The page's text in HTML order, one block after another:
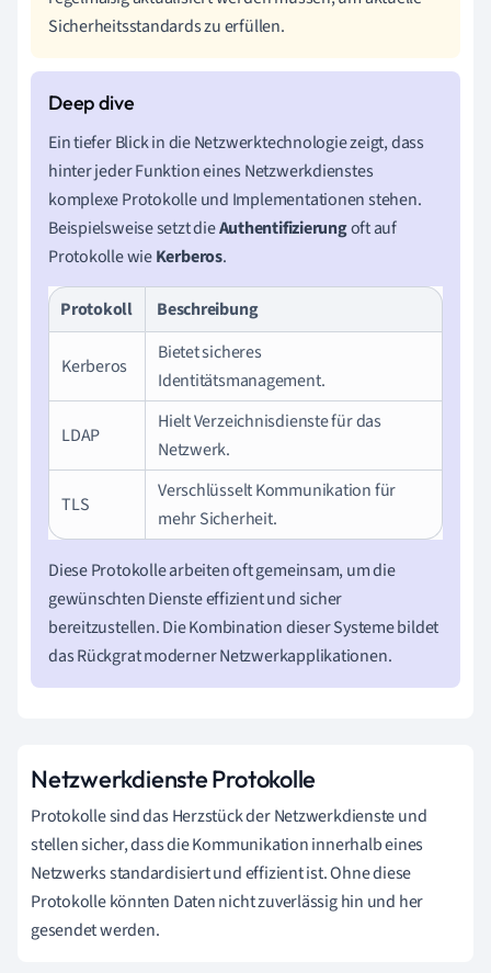
Sicherheitsstandards zu erfüllen.
Ein tiefer Blick in die Netzwerktechnologie zeigt, dass
hinter jeder Funktion eines Netzwerkdienstes
komplexe Protokolle und Implementationen stehen.
Beispielsweise setzt dieAuthentifizierungoft auf
Protokolle wieKerberos.
Protokoll Beschreibung
Kerberos
Bietet sicheres
Identitätsmanagement.
LDAP
Hielt Verzeichnisdienste für das
Netzwerk.
TLS
Verschlüsselt Kommunikation für
mehr Sicherheit.
Diese Protokolle arbeiten oft gemeinsam, um die
gewünschten Dienste effizient und sicher
bereitzustellen. Die Kombination dieser Systeme bildet
das Rückgrat moderner Netzwerkapplikationen.
Netzwerkdienste Protokolle
Protokolle sind das Herzstück der Netzwerkdienste und
stellen sicher, dass die Kommunikation innerhalb eines
Netzwerks standardisiert und effizient ist. Ohne diese
Protokolle könnten Daten nicht zuverlässig hin und her
gesendet werden.